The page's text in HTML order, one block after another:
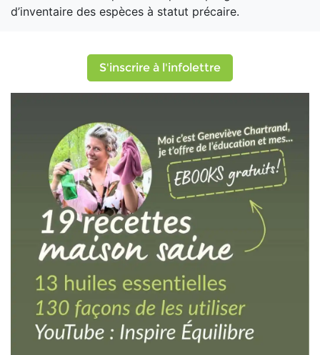
d’inventaire des espèces à statut précaire.
S'inscrire à l'infolettre